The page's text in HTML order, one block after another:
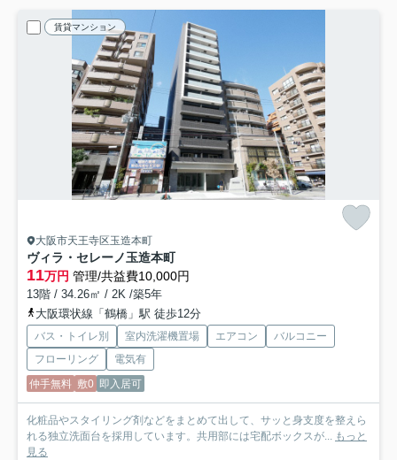
賃貸マンション
大阪市天王寺区玉造本町
ヴィラ・セレーノ玉造本町
11万円 管理/共益費10,000円
13階 / 34.26㎡ / 2K /築5年
大阪環状線「鶴橋」駅 徒歩12分
バス・トイレ別 室内洗濯機置場 エアコン
バルコニー
フローリング
電気有
仲手無料 敷0 即入居可
化粧品やスタイリング剤などをまとめて出して、サッと身支度を整えら
れる独立洗面台を採用しています。共用部には宅配ボックスが... もっと
見る